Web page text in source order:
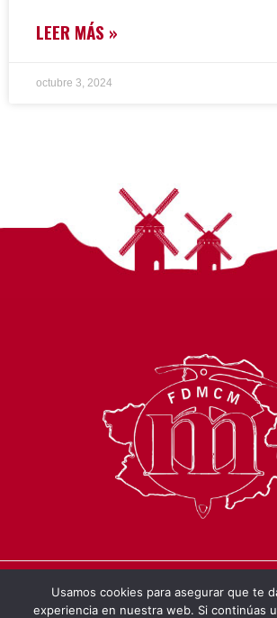
LEER MÁS »
octubre 3, 2024
© 2026 Federación de
Usamos cookies para asegurar que te
experiencia en nuestra web. Si continúas